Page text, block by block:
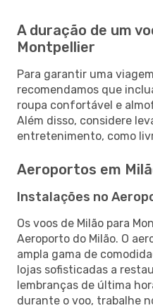
A duração de um
Montpellier
Para garantir uma
recomendamos que
roupa confortável e
Além disso, considere
entretenimento, como
Aeroportos em
Instalações no
Os voos de Milão para
Aeroporto do Milão. O
ampla gama de
lojas sofisticadas a
lembranças de última
durante o voo, trabalhe